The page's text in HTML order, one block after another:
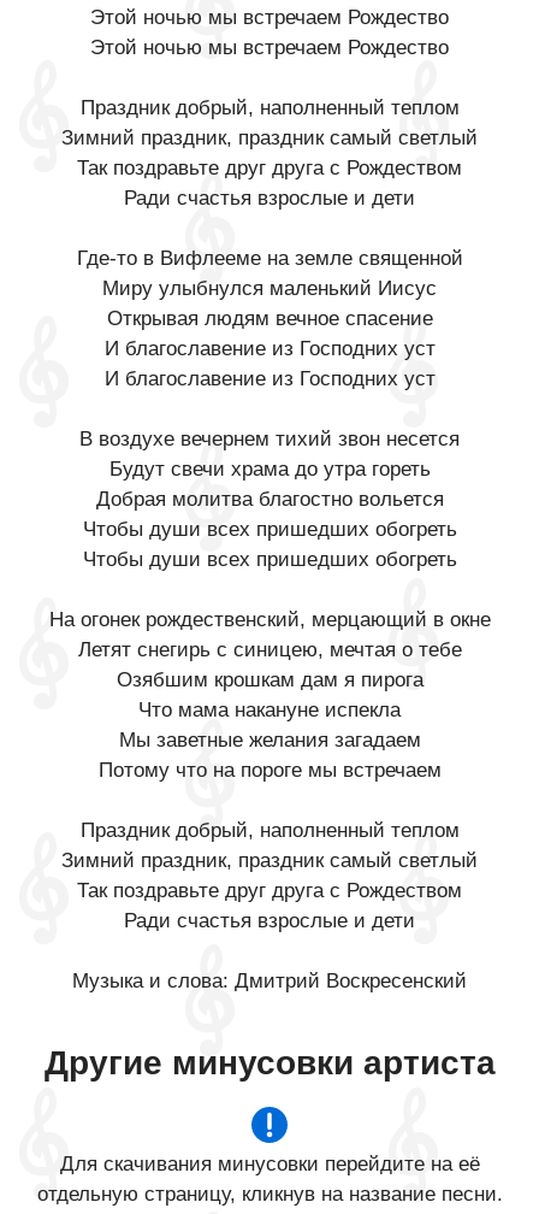
Этой ночью мы встречаем Рождество
Этой ночью мы встречаем Рождество
Праздник добрый, наполненный теплом
Зимний праздник, праздник самый светлый
Так поздравьте друг друга с Рождеством
Ради счастья взрослые и дети
Где-то в Вифлееме на земле священной
Миру улыбнулся маленький Иисус
Открывая людям вечное спасение
И благославение из Господних уст
И благославение из Господних уст
В воздухе вечернем тихий звон несется
Будут свечи храма до утра гореть
Добрая молитва благостно вольется
Чтобы души всех пришедших обогреть
Чтобы души всех пришедших обогреть
На огонек рождественский, мерцающий в окне
Летят снегирь с синицею, мечтая о тебе
Озябшим крошкам дам я пирога
Что мама накануне испекла
Мы заветные желания загадаем
Потому что на пороге мы встречаем
Праздник добрый, наполненный теплом
Зимний праздник, праздник самый светлый
Так поздравьте друг друга с Рождеством
Ради счастья взрослые и дети
Музыка и слова: Дмитрий Воскресенский
Другие минусовки артиста
Для скачивания минусовки перейдите на её
отдельную страницу, кликнув на название песни.